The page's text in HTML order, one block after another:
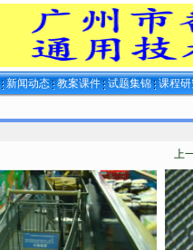
新闻动态 教案课件 试题集锦 课程
上